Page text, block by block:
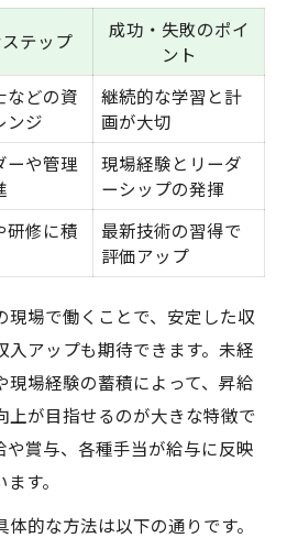
テップ
成功・失敗のポイ
ント
などの資
ンジ
継続的な学習と計
画が大切
ーや管理
現場経験とリーダ
ーシップの発揮
研修に積
最新技術の習得で
評価アップ
現場で働くことで、安定した収
入アップも期待できます。未経
現場経験の蓄積によって、昇給
上が目指せるのが大きな特徴で
や賞与、各種手当が給与に反映
す。
的な方法は以下の通りです。